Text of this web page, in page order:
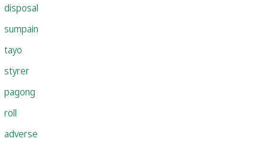
disposal
sumpain
tayo
styrer
pagong
roll
adverse